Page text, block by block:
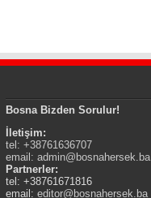
Bosna Bizden Sorulur!
İletişim:
tel: +38761636707
email:admin@bosnahersek.ba
Partnerler:
tel: +38761671816
email:editor@bosnahersek.ba